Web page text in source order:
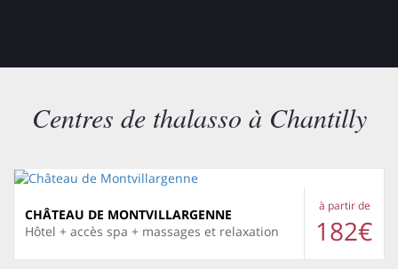
Centres de thalasso à Chantilly
CHÂTEAU DE MONTVILLARGENNE
Hôtel + accès spa + massages et relaxation
à partir de
182€